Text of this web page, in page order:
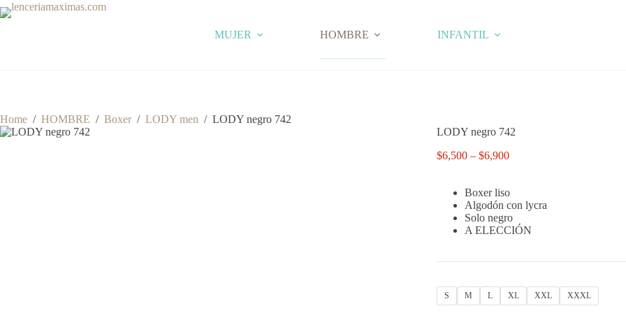
Skip
to
MUJER HOMBRE INFANTIL
Home / HOMBRE / Boxer / LODY men / LODY negro 742
LODY negro 742
$6,500 – $6,900Price
through
$6,900
Boxer liso
Algodón con lycra
Solo negro
A ELECCIÓN
S M L XL XXL XXXL